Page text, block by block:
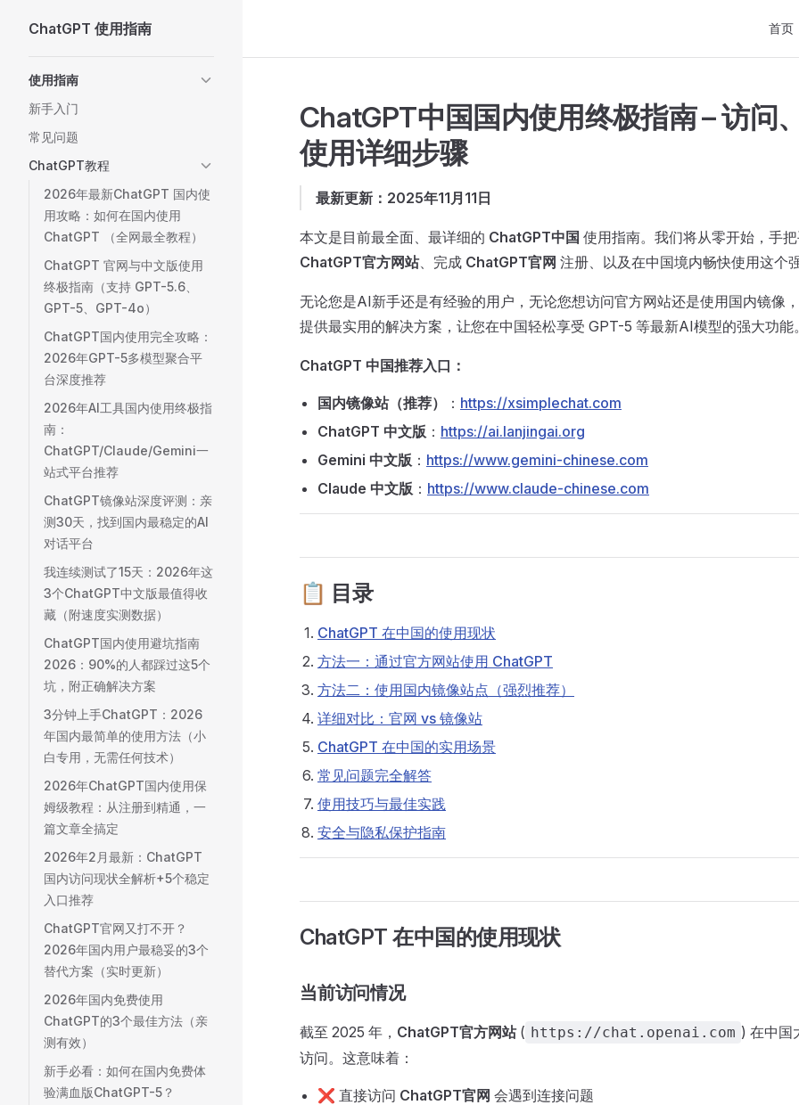
Skip to content
ChatGPT 使用指南 首页
使用指南
新手入门
常见问题
ChatGPT教程
2026年最新ChatGPT 国内使
用攻略：如何在国内使用
ChatGPT （全网最全教程）
ChatGPT 官网与中文版使用
终极指南（支持 GPT-5.6、
GPT-5、GPT-4o）
ChatGPT国内使用完全攻略：
2026年GPT-5多模型聚合平
台深度推荐
2026年AI工具国内使用终极指
南：
ChatGPT/Claude/Gemini一
站式平台推荐
ChatGPT镜像站深度评测：亲
测30天，找到国内最稳定的AI
对话平台
我连续测试了15天：2026年这
3个ChatGPT中文版最值得收
藏（附速度实测数据）
ChatGPT国内使用避坑指南
2026：90%的人都踩过这5个
坑，附正确解决方案
3分钟上手ChatGPT：2026
年国内最简单的使用方法（小
白专用，无需任何技术）
2026年ChatGPT国内使用保
姆级教程：从注册到精通，一
篇文章全搞定
2026年2月最新：ChatGPT
国内访问现状全解析+5个稳定
入口推荐
ChatGPT官网又打不开？
2026年国内用户最稳妥的3个
替代方案（实时更新）
2026年国内免费使用
ChatGPT的3个最佳方法（亲
测有效）
新手必看：如何在国内免费体
验满血版ChatGPT-5？
ChatGPT中国国内使用终极指南 – 访问
使用详细步骤
最新更新：2025年11月11日
本文是目前最全面、最详细的 ChatGPT中国 使用指南。我们将从零开始，手
ChatGPT官方网站、完成 ChatGPT官网 注册、以及在中国境内畅快使用这个
无论您是AI新手还是有经验的用户，无论您想访问官方网站还是使用国内镜像
提供最实用的解决方案，让您在中国轻松享受 GPT-5 等最新AI模型的强大功能。
ChatGPT 中国推荐入口：
国内镜像站（推荐） ： https://xsimplechat.com
ChatGPT 中文版 ： https://ai.lanjingai.org
Gemini 中文版 ： https://www.gemini-chinese.com
Claude 中文版 ： https://www.claude-chinese.com
📋 目录
ChatGPT 在中国的使用现状
方法一：通过官方网站使用 ChatGPT
方法二：使用国内镜像站点（强烈推荐）
详细对比：官网 vs 镜像站
ChatGPT 在中国的实用场景
常见问题完全解答
使用技巧与最佳实践
安全与隐私保护指南
ChatGPT 在中国的使用现状
当前访问情况
截至 2025 年， ChatGPT官方网站( https://chat.openai.com ) 在中国
访问。这意味着：
❌ 直接访问 ChatGPT官网 会遇到连接问题